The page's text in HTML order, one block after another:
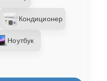
Кондиционер
Ноутбук